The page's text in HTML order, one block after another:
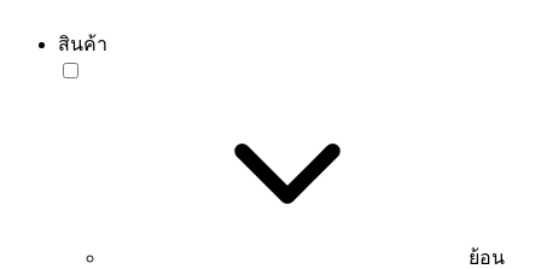
สินค้า
ย้อน